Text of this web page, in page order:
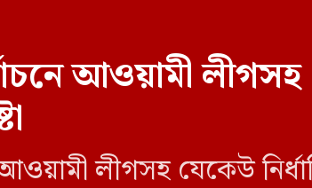
আওয়ামী
আওয়ামী লীগসহ যেকেউ